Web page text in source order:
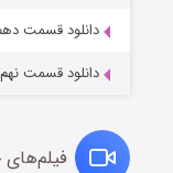
دانلود قسمت
دانلود قسمت
فیلم‌های